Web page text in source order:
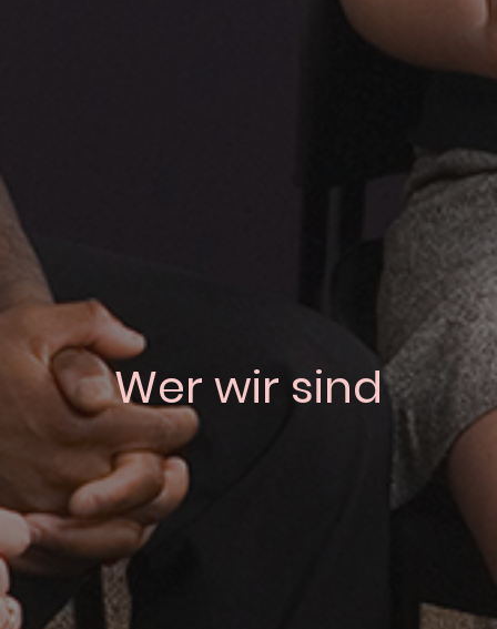
Wer wir sind